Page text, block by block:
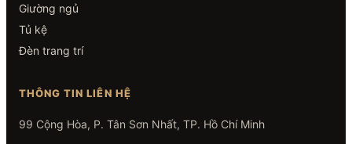
Giường ngủ
Tủ kệ
Đèn trang trí
THÔNG TIN LIÊN HỆ
99 Cộng Hòa, P. Tân Sơn Nhất, TP. Hồ Chí Minh